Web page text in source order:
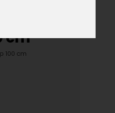
cm
100 cm